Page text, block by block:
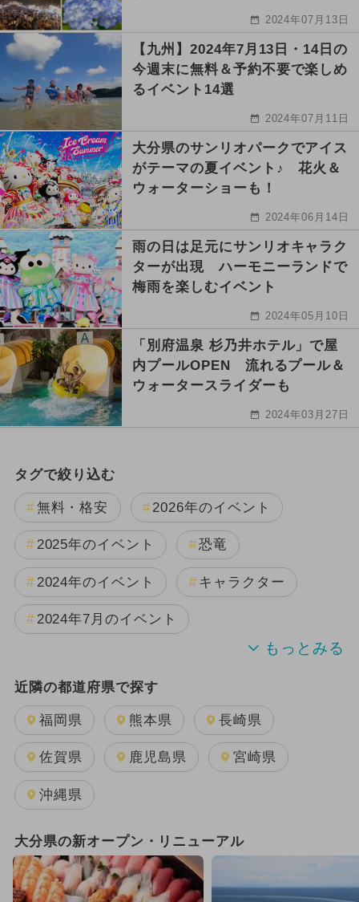
2024年07月13日
【九州】2024年7月13日・14日の
今週末に無料＆予約不要で楽しめ
るイベント14選
2024年07月11日
大分県のサンリオパークでアイス
がテーマの夏イベント♪ 花火＆
ウォーターショーも！
2024年06月14日
雨の日は足元にサンリオキャラク
ターが出現 ハーモニーランドで
梅雨を楽しむイベント
2024年05月10日
「別府温泉 杉乃井ホテル」で屋
内プールOPEN 流れるプール＆
ウォータースライダーも
2024年03月27日
タグで絞り込む
無料・格安 2026年のイベント
2025年のイベント 恐竜
2024年のイベント キャラクター
2024年7月のイベント
2025年11月のイベント
2025年12月のイベント
2025年3月のイベント
2024年9月のイベント
2025年8月のイベント
近隣の都道府県で探す
福岡県 熊本県 長崎県
佐賀県 鹿児島県 宮崎県
沖縄県
大分県の新オープン・リニューアル